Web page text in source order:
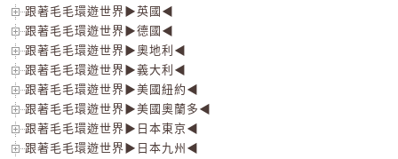
跟著毛毛環遊世界▶英國◀
跟著毛毛環遊世界▶德國◀
跟著毛毛環遊世界▶奧地利◀
跟著毛毛環遊世界▶義大利◀
跟著毛毛環遊世界▶美國紐約◀
跟著毛毛環遊世界▶美國奧蘭多◀
跟著毛毛環遊世界▶日本東京◀
跟著毛毛環遊世界▶日本九州◀